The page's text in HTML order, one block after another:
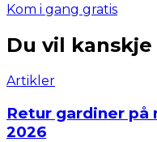
Kom i gang gratis
Du vil
Artikler
Retur gardiner på
2026